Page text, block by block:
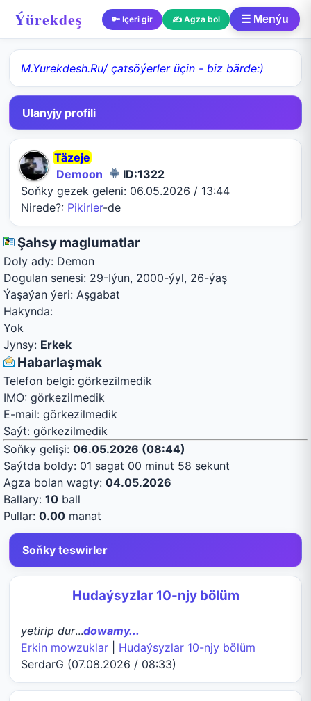
Ýürekdeş 🔑 Içeri gir ✍️ Agza bol ☰ Menýu
M.Yurekdesh.Ru/ çatsöýerler üçin - biz bärde:)
Ulanyjy profili
Täzeje
Demoon
ID:1322
Soňky gezek geleni: 06.05.2026 / 13:44
Nirede?: Pikirler-de
Şahsy maglumatlar
Doly ady: Demon
Dogulan senesi: 29-Iýun, 2000-ýyl, 26-ýaş
Ýaşaýan ýeri: Aşgabat
Hakynda:
Yok
Jynsy: Erkek
Habarlaşmak
Telefon belgi: görkezilmedik
IMO: görkezilmedik
E-mail: görkezilmedik
Saýt: görkezilmedik
Soňky gelişi: 06.05.2026 (08:44)
Saýtda boldy: 01 sagat 00 minut 58 sekunt
Agza bolan wagty: 04.05.2026
Ballary: 10 ball
Pullar: 0.00 manat
Soňky teswirler
Hudaýsyzlar 10-njy bölüm
yetirip dur...dowamy...
Erkin mowzuklar
Hudaýsyzlar 10-njy bölüm
SerdarG (07.08.2026 / 08:33)